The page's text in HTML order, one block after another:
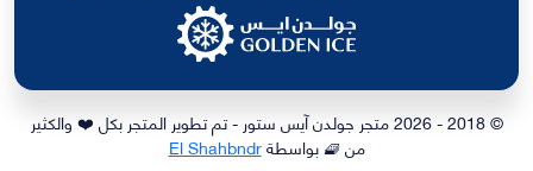
© 2018 - 2026 متجر جولدن آيس ستور - تم تطوير المتجر بكل ❤️ والكثير
من 🧇 بواسطةEl Shahbndr